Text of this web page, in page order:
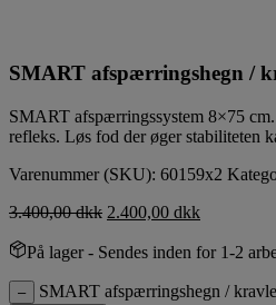
SMART afspærringshegn /
SMART afspærringssystem 8×75
refleks. Løs fod der øger stabiliteten
Varenummer (SKU): 60159x2
3.400,00dkk 2.400,00 dkk
På lager- Sendes inden for 1-2
– SMART afspærringshegn /